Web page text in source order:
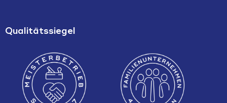
Qualitätssiegel